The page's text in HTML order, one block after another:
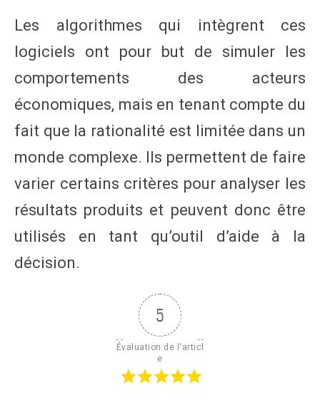
Les algorithmes qui intègrent ces
logiciels ont pour but de simuler les
comportements des acteurs
économiques, mais en tenant compte du
fait que la rationalité est limitée dans un
monde complexe. Ils permettent de faire
varier certains critères pour analyser les
résultats produits et peuvent donc être
utilisés en tant qu’outil d’aide à la
décision.
5
Évaluation de l'articl
e